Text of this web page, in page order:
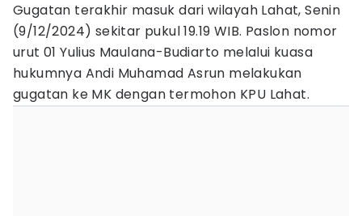
Gugatan terakhir masuk dari wilayah Lahat, Senin
(9/12/2024) sekitar pukul 19.19 WIB. Paslon nomor
urut 01 Yulius Maulana-Budiarto melalui kuasa
hukumnya Andi Muhamad Asrun melakukan
gugatan ke MK dengan termohon KPU Lahat.